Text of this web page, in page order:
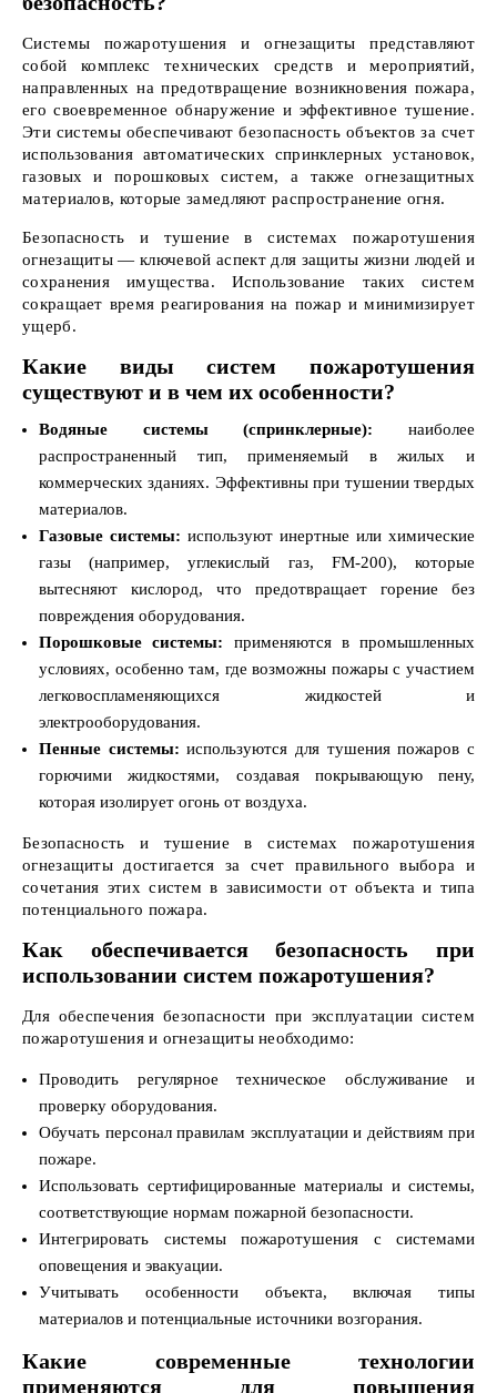
Системы пожаротушения и огнезащиты представляют
собой комплекс технических средств и мероприятий,
направленных на предотвращение возникновения пожара,
его своевременное обнаружение и эффективное тушение.
Эти системы обеспечивают безопасность объектов за счет
использования автоматических спринклерных установок,
газовых и порошковых систем, а также огнезащитных
материалов, которые замедляют распространение огня.
Безопасность и тушение в системах пожаротушения
огнезащиты — ключевой аспект для защиты жизни людей и
сохранения имущества. Использование таких систем
сокращает время реагирования на пожар и минимизирует
ущерб.
Какие виды систем пожаротушения
существуют и в чем их особенности?
Водяные системы (спринклерные): наиболее
распространенный тип, применяемый в жилых и
коммерческих зданиях. Эффективны при тушении твердых
материалов.
Газовые системы: используют инертные или химические
газы (например, углекислый газ, FM-200), которые
вытесняют кислород, что предотвращает горение без
повреждения оборудования.
Порошковые системы: применяются в промышленных
условиях, особенно там, где возможны пожары с участием
легковоспламеняющихся жидкостей и
электрооборудования.
Пенные системы: используются для тушения пожаров с
горючими жидкостями, создавая покрывающую пену,
которая изолирует огонь от воздуха.
Безопасность и тушение в системах пожаротушения
огнезащиты достигается за счет правильного выбора и
сочетания этих систем в зависимости от объекта и типа
потенциального пожара.
Как обеспечивается безопасность при
использовании систем пожаротушения?
Для обеспечения безопасности при эксплуатации систем
пожаротушения и огнезащиты необходимо:
Проводить регулярное техническое обслуживание и
проверку оборудования.
Обучать персонал правилам эксплуатации и действиям при
пожаре.
Использовать сертифицированные материалы и системы,
соответствующие нормам пожарной безопасности.
Интегрировать системы пожаротушения с системами
оповещения и эвакуации.
Учитывать особенности объекта, включая типы
материалов и потенциальные источники возгорания.
Какие современные технологии
применяются для повышения